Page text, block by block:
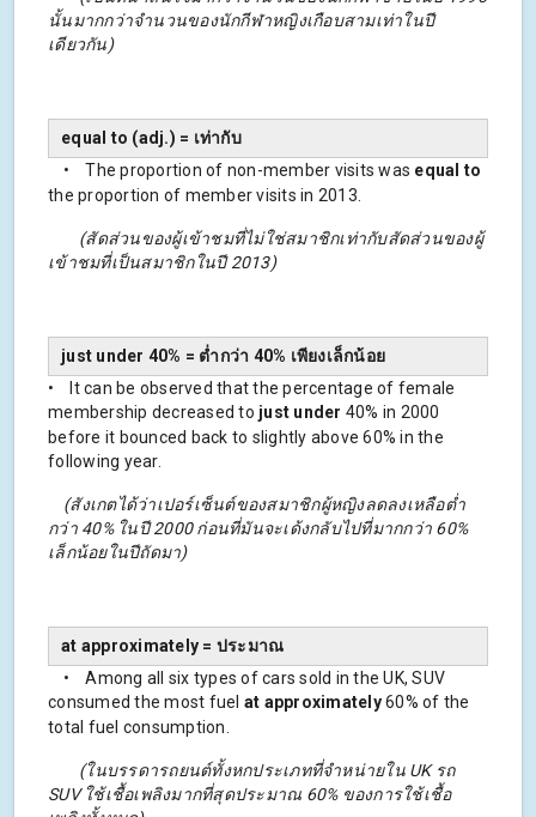
นั้นมากกว่าจำนวนของนักกีฬาหญิงเกือบสามเท่าในปี
เดียวกัน)
equal to (adj.) = เท่ากับ
• The proportion of non-member visits was equal to
the proportion of member visits in 2013.
(สัดส่วนของผู้เข้าชมที่ไม่ใช่สมาชิกเท่ากับสัดส่วนของผู้
เข้าชมที่เป็นสมาชิกในปี 2013)
just under 40% = ต่ำกว่า 40% เพียงเล็กน้อย
• It can be observed that the percentage of female
membership decreased to just under 40% in 2000
before it bounced back to slightly above 60% in the
following year.
(สังเกตได้ว่าเปอร์เซ็นต์ของสมาชิกผู้หญิงลดลงเหลือต่ำ
กว่า 40% ในปี 2000 ก่อนที่มันจะเด้งกลับไปที่มากกว่า 60%
เล็กน้อยในปีถัดมา)
at approximately = ประมาณ
• Among all six types of cars sold in the UK, SUV
consumed the most fuel at approximately60% of the
total fuel consumption.
(ในบรรดารถยนต์ทั้งหกประเภทที่จำหน่ายใน UK รถ
SUV ใช้เชื้อเพลิงมากที่สุดประมาณ 60% ของการใช้เชื้อ